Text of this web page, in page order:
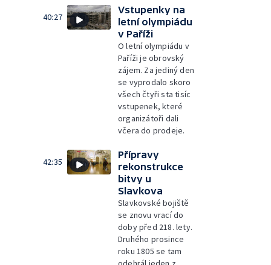
40:27
Vstupenky na
letní olympiádu
v Paříži
O letní olympiádu v
Paříži je obrovský
zájem. Za jediný den
se vyprodalo skoro
všech čtyři sta tisíc
vstupenek, které
organizátoři dali
včera do prodeje.
42:35
Přípravy
rekonstrukce
bitvy u
Slavkova
Slavkovské bojiště
se znovu vrací do
doby před 218. lety.
Druhého prosince
roku 1805 se tam